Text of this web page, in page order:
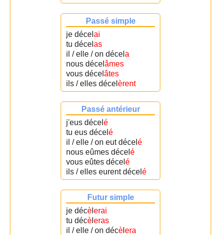
Passé simple
je décel ai
tu décel as
il / elle / on décel a
nous décel âmes
vous décel âtes
ils / elles décel èrent
Passé antérieur
j'eus décel é
tu eus décel é
il / elle / on eut décel é
nous eûmes décel é
vous eûtes décel é
ils / elles eurent décel é
Futur simple
je décè erai
tu décè eras
il / elle / on décè era